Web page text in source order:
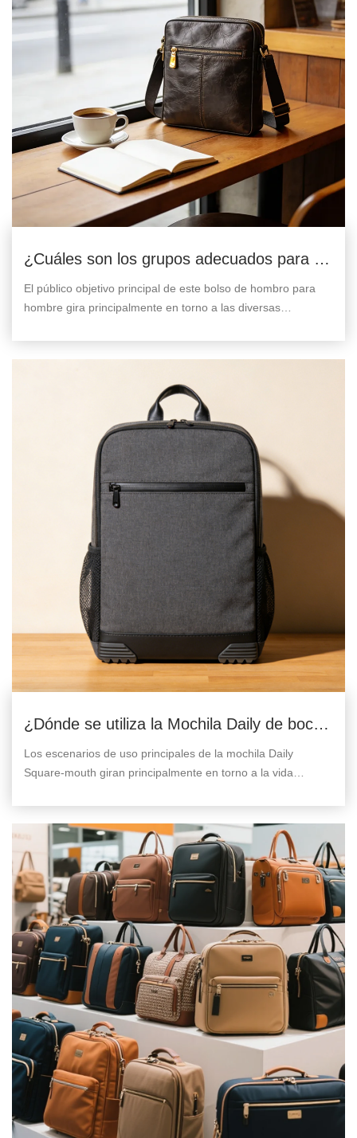
¿Cuáles son los grupos adecuados para el
bolso de hombro para hombre?
El público objetivo principal de este bolso de hombro para
hombre gira principalmente en torno a las diversas
¿Dónde se utiliza la Mochila Daily de boca
cuadrada?
Los escenarios de uso principales de la mochila Daily
Square-mouth giran principalmente en torno a la vida